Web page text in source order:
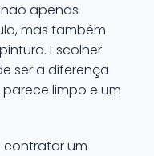
apenas
mas também
Escolher
ser a diferença
limpo e um
contratar um